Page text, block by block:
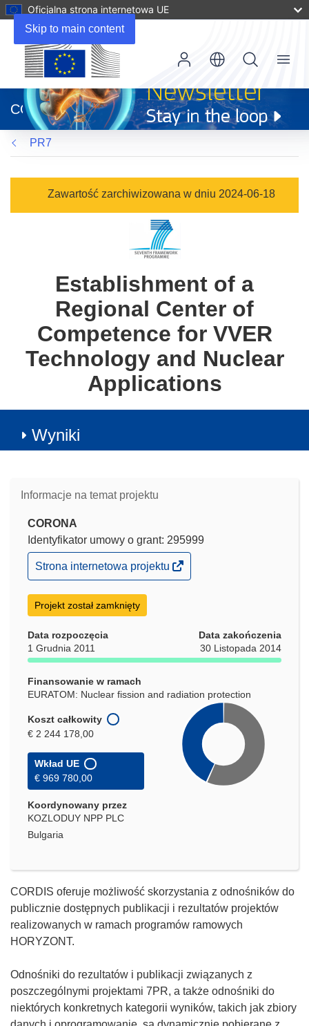
Skip to main content
Oficjalna strona internetowa UE
otworzy
się
w
nowym
oknie)
CORDIS
Menu
PR7
Zawartość zarchiwizowana w dniu 2024-06-18
Establishment of a
Regional Center of
Competence for VVER
Technology and Nuclear
Applications
Wyniki
Informacje na temat projektu
CORONA
Identyfikator umowy o grant: 295999
(odnośnik
otworzy
w
nowym
Strona internetowa projektu
Projekt został zamknięty
Data rozpoczęcia
1 Grudnia 2011
Data zakończenia
30 Listopada 2014
Finansowanie w ramach
EURATOM: Nuclear fission and radiation protection
Koszt całkowity
€ 2 244 178,00
Wkład UE
€ 969 780,00
Koordynowany przez
KOZLODUY NPP PLC
Bulgaria
CORDIS oferuje możliwość skorzystania z odnośników do
publicznie dostępnych publikacji i rezultatów projektów
realizowanych w ramach programów ramowych
HORYZONT.
Odnośniki do rezultatów i publikacji związanych z
poszczególnymi projektami 7PR, a także odnośniki do
niektórych konkretnych kategorii wyników, takich jak zbiory